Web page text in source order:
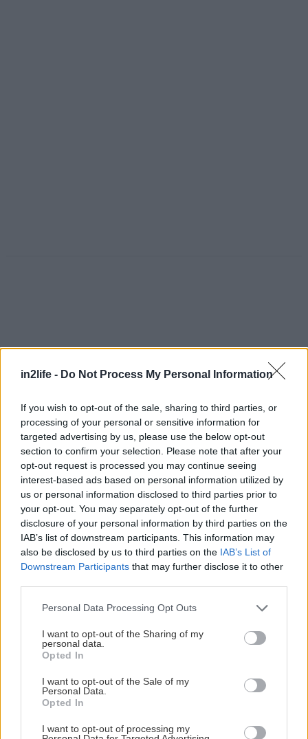
in2life - Do Not Process My Personal Information
If you wish to opt-out of the sale, sharing to third parties, or
processing of your personal or sensitive information for
targeted advertising by us, please use the below opt-out
section to confirm your selection. Please note that after your
opt-out request is processed you may continue seeing
interest-based ads based on personal information utilized by
us or personal information disclosed to third parties prior to
your opt-out. You may separately opt-out of the further
disclosure of your personal information by third parties on the
IAB’s list of downstream participants. This information may
also be disclosed by us to third parties on the IAB’s List of
Downstream Participants that may further disclose it to other
Please note that this website/app uses one or more Google
not limited to your visit or usage behaviour. You may click to
grant or deny consent to Google and its third-party tags to
use your data for below specified purposes in below Google
consent section.
Personal Data Processing Opt Outs
I want to opt-out of the Sharing of my
personal data.
Opted In
I want to opt-out of the Sale of my
Personal Data.
Opted In
I want to opt-out of processing my
Αναζήτηση
για...